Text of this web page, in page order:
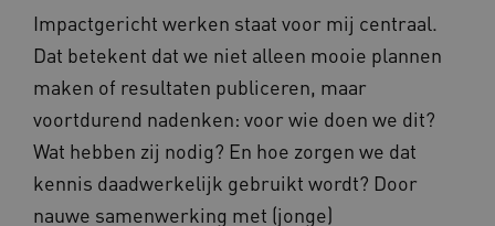
Impactgericht werken staat voor mij centraal.
Dat betekent dat we niet alleen mooie plannen
maken of resultaten publiceren, maar
voortdurend nadenken: voor wie doen we dit?
Wat hebben zij nodig? En hoe zorgen we dat
kennis daadwerkelijk gebruikt wordt? Door
nauwe samenwerking met (jonge)